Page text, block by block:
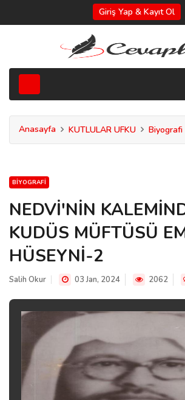
Giriş Yap & Kayıt Ol
Anasayfa KUTLULAR UFKU Biyografi
BIYOGRAFI
NEDVİ'NİN
KUDÜS MÜFTÜSÜ
HÜSEYNİ-2
Salih Okur 03 Jan, 2024 2062